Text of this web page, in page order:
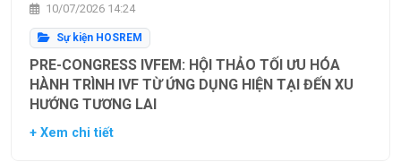
10/07/2026 14:24
Sự kiện HOSREM
PRE-CONGRESS IVFEM: HỘI THẢO TỐI ƯU HÓA
HÀNH TRÌNH IVF TỪ ỨNG DỤNG HIỆN TẠI ĐẾN XU
HƯỚNG TƯƠNG LAI
+ Xem chi tiết